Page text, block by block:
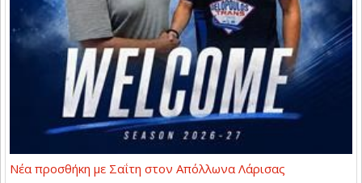
Νέα προσθήκη με Σαΐτη στον Απόλλωνα Λάρισας